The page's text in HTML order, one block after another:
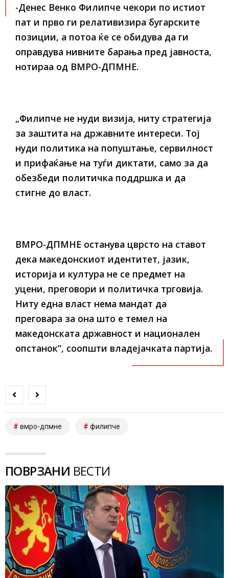
-Денес Венко Филипче чекори по истиот
пат и прво ги релативизира бугарските
позиции, а потоа ќе се обидува да ги
оправдува нивните барања пред јавноста,
нотираа од ВМРО-ДПМНЕ.
„Филипче не нуди визија, ниту стратегија
за заштита на државните интереси. Тој
нуди политика на попуштање, сервилност
и прифаќање на туѓи диктати, само за да
обезбеди политичка поддршка и да
стигне до власт.
ВМРО-ДПМНЕ останува цврсто на ставот
дека македонскиот идентитет, јазик,
историја и култура не се предмет на
уцени, преговори и политичка трговија.
Ниту една власт нема мандат да
преговара за она што е темел на
македонската државност и национален
опстанок“, соопшти владејачката партија.
вмро-дпмне филипче
ПОВРЗАНИ ВЕСТИ